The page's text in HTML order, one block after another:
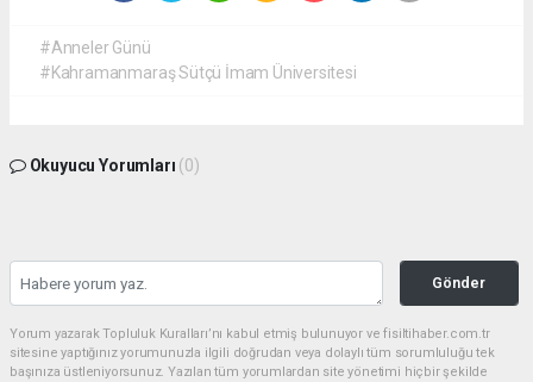
#Anneler Günü
#Kahramanmaraş Sütçü İmam Üniversitesi
Okuyucu Yorumları (0)
Gönder
Yorum yazarak Topluluk Kuralları’nı kabul etmiş bulunuyor ve fisiltihaber.com.tr
sitesine yaptığınız yorumunuzla ilgili doğrudan veya dolaylı tüm sorumluluğu tek
başınıza üstleniyorsunuz. Yazılan tüm yorumlardan site yönetimi hiçbir şekilde